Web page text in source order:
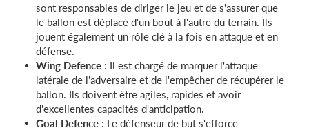
sont responsables de diriger le jeu et de s'assurer que
le ballon est déplacé d'un bout à l'autre du terrain. Ils
jouent également un rôle clé à la fois en attaque et en
défense.
Wing Defence : Il est chargé de marquer l'attaque
latérale de l'adversaire et de l'empêcher de récupérer le
ballon. Ils doivent être agiles, rapides et avoir
d'excellentes capacités d'anticipation.
Goal Defence : Le défenseur de but s'efforce